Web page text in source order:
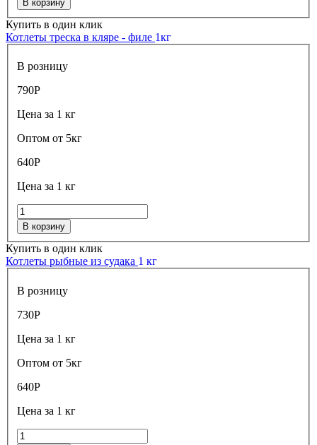
В корзину
Купить в один клик
Котлеты треска в кляре - филе 1кг
В розницу
790Р
Цена за 1 кг
Оптом от 5кг
640Р
Цена за 1 кг
В корзину
Купить в один клик
Котлеты рыбные из судака 1 кг
В розницу
730Р
Цена за 1 кг
Оптом от 5кг
640Р
Цена за 1 кг